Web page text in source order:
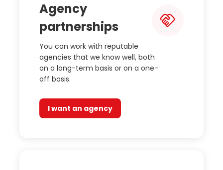
Agency
partnerships
You can work with reputable
agencies that we know well, both
on a long-term basis or on a one-
off basis.
I want an agency